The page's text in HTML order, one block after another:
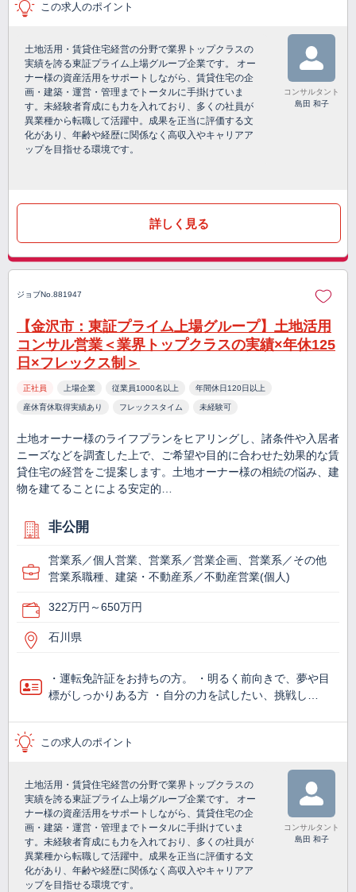
この求人のポイント
土地活用・賃貸住宅経営の分野で業界トップクラスの
実績を誇る東証プライム上場グループ企業です。 オー
ナー様の資産活用をサポートしながら、賃貸住宅の企
画・建築・運営・管理までトータルに手掛けていま
す。未経験者育成にも力を入れており、多くの社員が
異業種から転職して活躍中。成果を正当に評価する文
化があり、年齢や経歴に関係なく高収入やキャリアア
ップを目指せる環境です。
コンサルタント
島田 和子
詳しく見る
ジョブNo.881947
【金沢市：東証プライム上場グループ】土地活用
コンサル営業＜業界トップクラスの実績×年休125
日×フレックス制＞
正社員 上場企業 従業員1000名以上 年間休日120日以上
産休育休取得実績あり フレックスタイム 未経験可
土地オーナー様のライフプランをヒアリングし、諸条件や入居者
ニーズなどを調査した上で、ご希望や目的に合わせた効果的な賃
貸住宅の経営をご提案します。土地オーナー様の相続の悩み、建
物を建てることによる安定的…
非公開
営業系／個人営業、営業系／営業企画、営業系／その他
営業系職種、建築・不動産系／不動産営業(個人)
322万円～650万円
石川県
・運転免許証をお持ちの方。 ・明るく前向きで、夢や目
標がしっかりある方 ・自分の力を試したい、挑戦し…
この求人のポイント
土地活用・賃貸住宅経営の分野で業界トップクラスの
実績を誇る東証プライム上場グループ企業です。 オー
ナー様の資産活用をサポートしながら、賃貸住宅の企
画・建築・運営・管理までトータルに手掛けていま
す。未経験者育成にも力を入れており、多くの社員が
異業種から転職して活躍中。成果を正当に評価する文
化があり、年齢や経歴に関係なく高収入やキャリアア
ップを目指せる環境です。
コンサルタント
島田 和子